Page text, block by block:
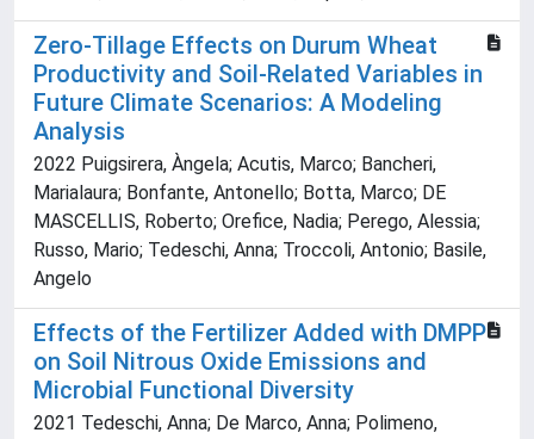
Zero-Tillage Effects on Durum Wheat
Productivity and Soil-Related Variables in
Future Climate Scenarios: A Modeling
Analysis
2022 Puigsirera, Àngela; Acutis, Marco; Bancheri,
Marialaura; Bonfante, Antonello; Botta, Marco; DE
MASCELLIS, Roberto; Orefice, Nadia; Perego, Alessia;
Russo, Mario; Tedeschi, Anna; Troccoli, Antonio; Basile,
Angelo
Effects of the Fertilizer Added with DMPP
on Soil Nitrous Oxide Emissions and
Microbial Functional Diversity
2021 Tedeschi, Anna; De Marco, Anna; Polimeno,